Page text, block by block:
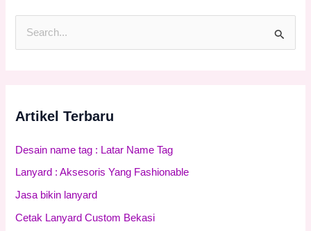
u
t
u
k
:
Artikel Terbaru
Desain name tag : Latar Name Tag
Lanyard : Aksesoris Yang Fashionable
Jasa bikin lanyard
Cetak Lanyard Custom Bekasi